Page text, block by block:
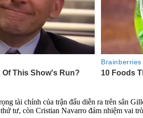
tài chính của trận đấu diễn ra trên sân
tư, còn Cristian Navarro đảm nhiệm vai